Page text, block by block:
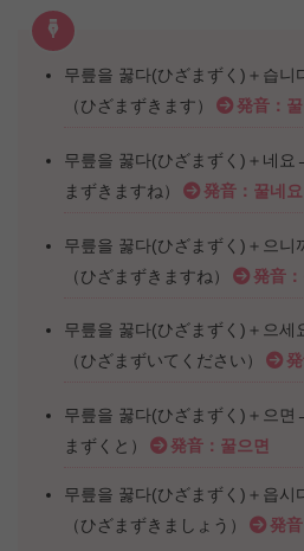
무릎을 꿇다(ひざまずく)＋습
（ひざまずきます）
発音：
무릎을 꿇다(ひざまずく)＋네
まずきますね）
発音：꿀네요
무릎을 꿇다(ひざまずく)＋으
（ひざまずきますね）
発音
무릎을 꿇다(ひざまずく)＋으
（ひざまずいてください）
무릎을 꿇다(ひざまずく)＋으
まずくと）
発音：꿀으면
무릎을 꿇다(ひざまずく)＋읍
（ひざまずきましょう）
発